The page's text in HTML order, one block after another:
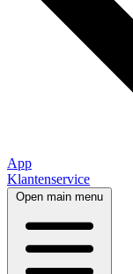
App
Klantenservice
Open main menu